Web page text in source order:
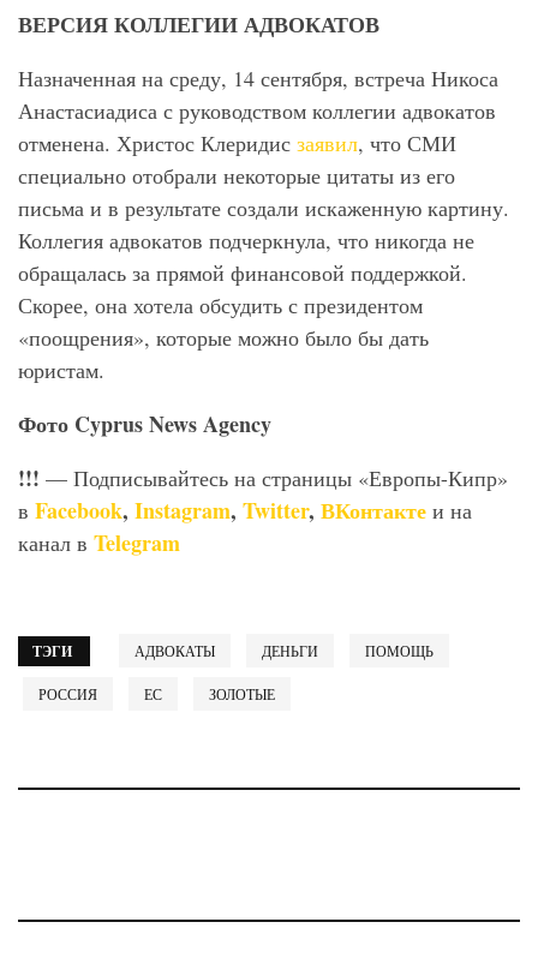
ВЕРСИЯ КОЛЛЕГИИ АДВОКАТОВ
Назначенная на среду, 14 сентября, встреча Никоса
Анастасиадиса с руководством коллегии адвокатов
отменена. Христос Клеридис заявил, что СМИ
специально отобрали некоторые цитаты из его
письма и в результате создали искаженную картину.
Коллегия адвокатов подчеркнула, что никогда не
обращалась за прямой финансовой поддержкой.
Скорее, она хотела обсудить с президентом
«поощрения», которые можно было бы дать
юристам.
Фото CyprusNewsAgency
!!! — Подписывайтесь на страницы «Европы-Кипр»
в Facebook, Instagram, Twitter, ВКонтакте и на
канал в Telegram
ТЭГИ АДВОКАТЫ ДЕНЬГИ ПОМОЩЬ
РОССИЯ ЕС ЗОЛОТЫЕ